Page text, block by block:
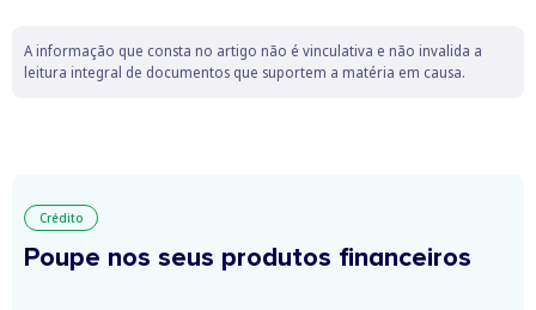
A informação que consta no artigo não é vinculativa e não invalida a
leitura integral de documentos que suportem a matéria em causa.
Crédito
Poupe nos seus produtos financeiros